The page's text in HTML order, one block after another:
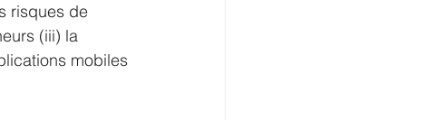
risques de
(iii) la
mobiles